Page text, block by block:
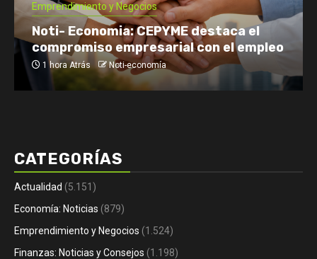
Emprendimiento y Negocios
Noti- Economia: CEPYME destaca el
compromiso empresarial con el empleo
1 hora Atrás Noti-economía
CATEGORÍAS
Actualidad (5.151)
Economía: Noticias (879)
Emprendimiento y Negocios (1.524)
Finanzas: Noticias y Consejos (1.198)